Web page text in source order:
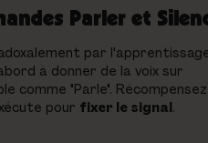
Parler et
par
à donner de la voix sur
comme "Parle". Récompensez
pour fixer le signal .